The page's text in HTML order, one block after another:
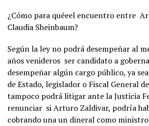
¿Cómo para quéeel encuentro entre
Claudia Sheinbaum?
Según la ley no podrá desempeñar al
años venideros ser candidato a
desempeñar algún cargo público, ya
de Estado, legislador o Fiscal General
tampoco podrá litigar ante la Justicia
renunciar si Arturo Zaldivar, podría
cobrando una un dineral como